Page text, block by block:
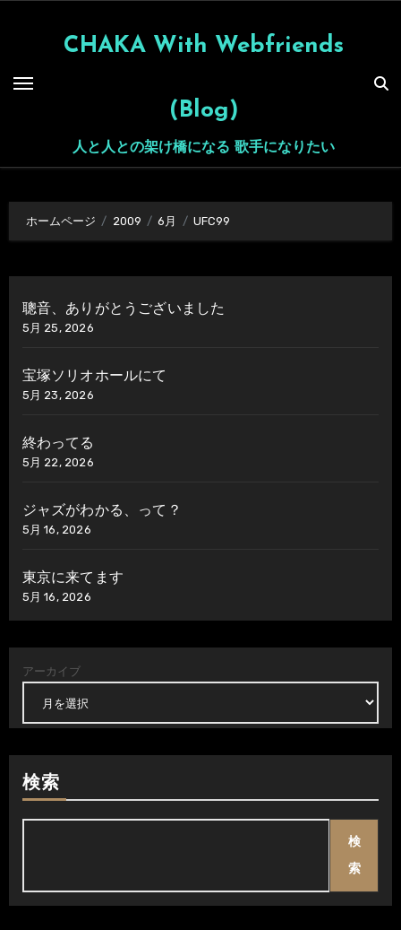
CHAKA With Webfriends
(Blog)
人と人との架け橋になる 歌手になりたい
ホームページ 2009 6月 UFC99
聰音、ありがとうございました
5月 25, 2026
宝塚ソリオホールにて
5月 23, 2026
終わってる
5月 22, 2026
ジャズがわかる、って？
5月 16, 2026
東京に来てます
5月 16, 2026
アーカイブ
検索
検
索